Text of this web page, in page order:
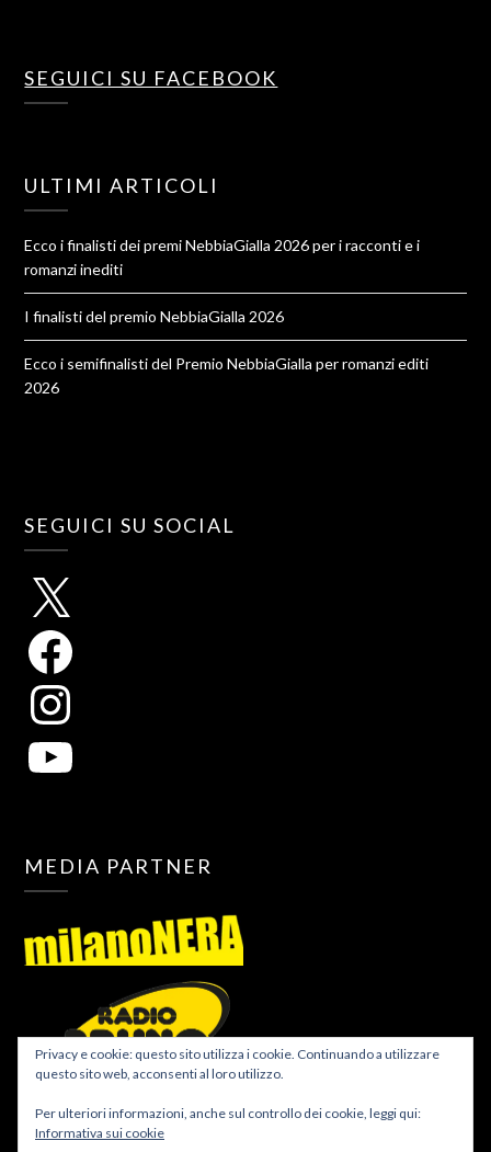
SEGUICI SU FACEBOOK
ULTIMI ARTICOLI
Ecco i finalisti dei premi NebbiaGialla 2026 per i racconti e i
romanzi inediti
I finalisti del premio NebbiaGialla 2026
Ecco i semifinalisti del Premio NebbiaGialla per romanzi editi
2026
SEGUICI SU SOCIAL
MEDIA PARTNER
Privacy e cookie: questo sito utilizza i cookie. Continuando a utilizzare
questo sito web, acconsenti al loro utilizzo.
Per ulteriori informazioni, anche sul controllo dei cookie, leggi qui:
Informativa sui cookie